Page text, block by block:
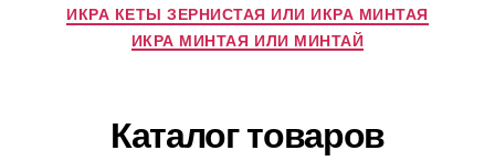
ИКРА КЕТЫ ЗЕРНИСТАЯ ИЛИ ИКРА МИНТАЯ
ИКРА МИНТАЯ ИЛИ МИНТАЙ
Каталог товаров